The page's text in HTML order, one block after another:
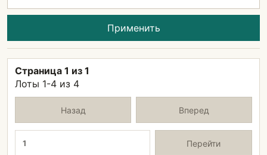
Применить
Страница 1 из 1
Лоты 1-4 из 4
Назад Вперед
Перейти